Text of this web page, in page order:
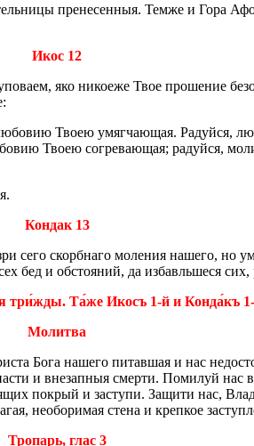
пре­не­сен­ныя. Темже и Гора
Икос 12
яко ни­кое­же Твое про­ше­ние
Твоею умяг­ча­ю­щая. Ра­дуй­ся,
Твоею со­гре­ва­ю­щая; ра­дуй­ся,
Кондак 13
сего скорб­на­го мо­ле­ния на­ше­го, но
бед и об­сто­я­ний, да из­бав­ль­ше­ся
три́жды. Та́же Икосъ 1-й и Конда́къ
Мо­лит­ва
Бога на­ше­го пи­тав­шая и нас
и вне­зап­ныя смер­ти. По­ми­луй нас
по­крый и за­сту­пи. За­щи­ти нас,
необо­ри­мая стена и креп­кое
Тро­парь, глас 3